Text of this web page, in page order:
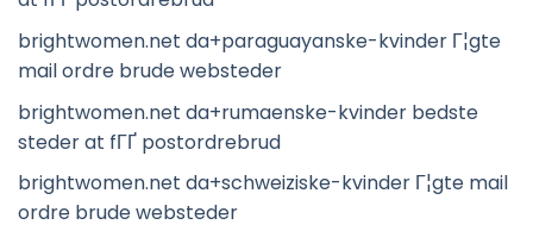
brightwomen.net da+paraguayanske-kvinder Г¦gte
mail ordre brude websteder
brightwomen.net da+rumaenske-kvinder bedste
steder at fГҐ postordrebrud
brightwomen.net da+schweiziske-kvinder Г¦gte mail
ordre brude websteder